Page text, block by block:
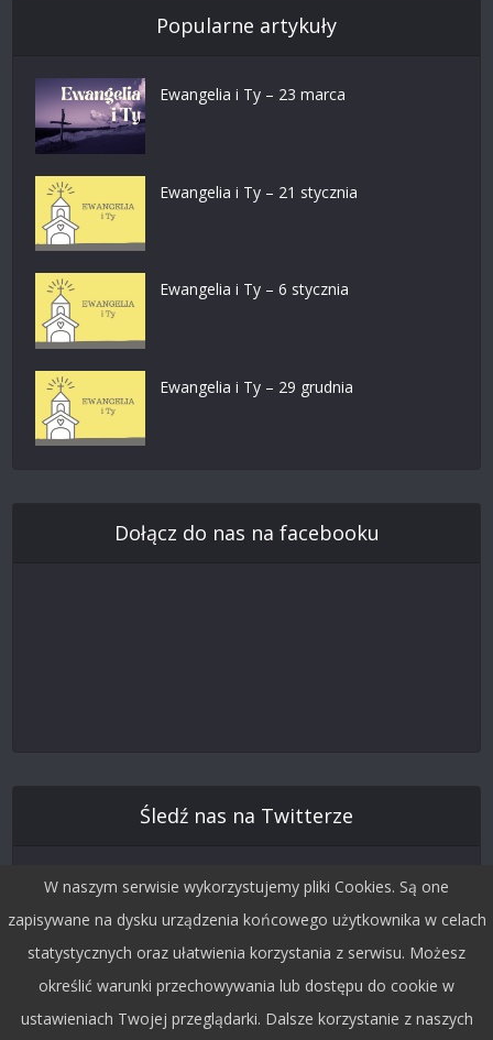
Popularne artykuły
Ewangelia i Ty – 23 marca
Ewangelia i Ty – 21 stycznia
Ewangelia i Ty – 6 stycznia
Ewangelia i Ty – 29 grudnia
Dołącz do nas na facebooku
Śledź nas na Twitterze
W naszym serwisie wykorzystujemy pliki Cookies. Są one
zapisywane na dysku urządzenia końcowego użytkownika w celach
statystycznych oraz ułatwienia korzystania z serwisu. Możesz
określić warunki przechowywania lub dostępu do cookie w
ustawieniach Twojej przeglądarki. Dalsze korzystanie z naszych